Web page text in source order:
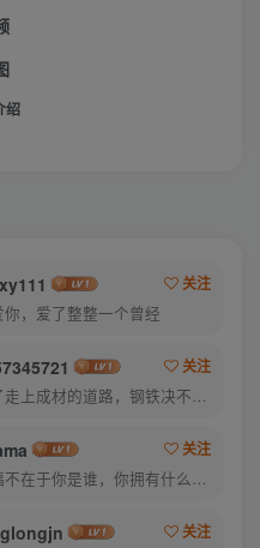
绍
关注
你，爱了整整一个曾经
关注
为了走上成材的道路，钢铁决不惋惜璀璨的钢花被遗弃
关注
幸福不在于你是谁，你拥有什么，而仅仅在于你自己怎么看待
关注